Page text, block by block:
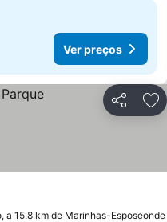
Ver preços
Partilhar
a 15.8 km de Marinhas-Esposeonde